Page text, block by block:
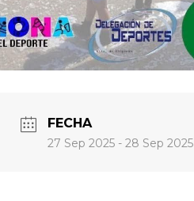
FECHA
27 Sep 2025- 28 Sep 2025